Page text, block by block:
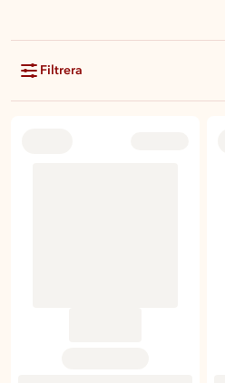
Filtrera